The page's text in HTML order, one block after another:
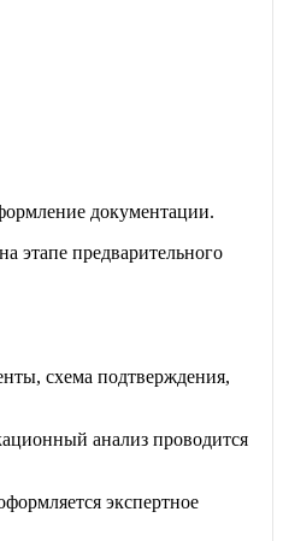
документации.
этапе предварительного
схема подтверждения,
анализ проводится
экспертное